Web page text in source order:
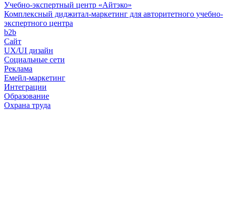
Учебно-экспертный центр «Айтэко»
Комплексный диджитал-маркетинг для авторитетного учебно-
экспертного центра
b2b
Сайт
UX/UI дизайн
Социальные сети
Реклама
Емейл-маркетинг
Интеграции
Образование
Охрана труда